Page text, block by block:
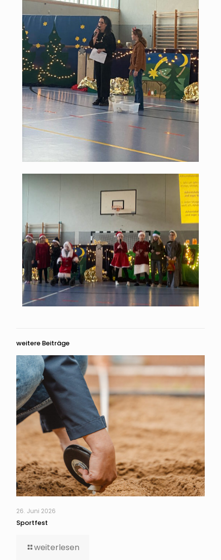
weitere Beiträge
26. Juni 2026
Sportfest
weiterlesen